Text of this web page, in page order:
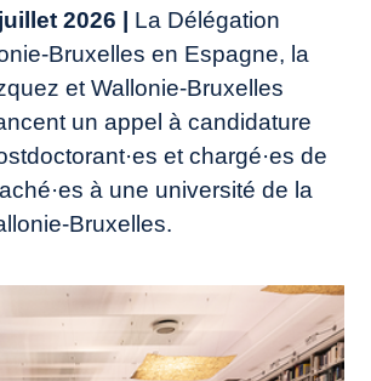
2026 | La Délégation
Bruxelles en Espagne, la
et Wallonie-Bruxelles
un appel à candidature
et chargé·es de
à une université de la
Bruxelles.